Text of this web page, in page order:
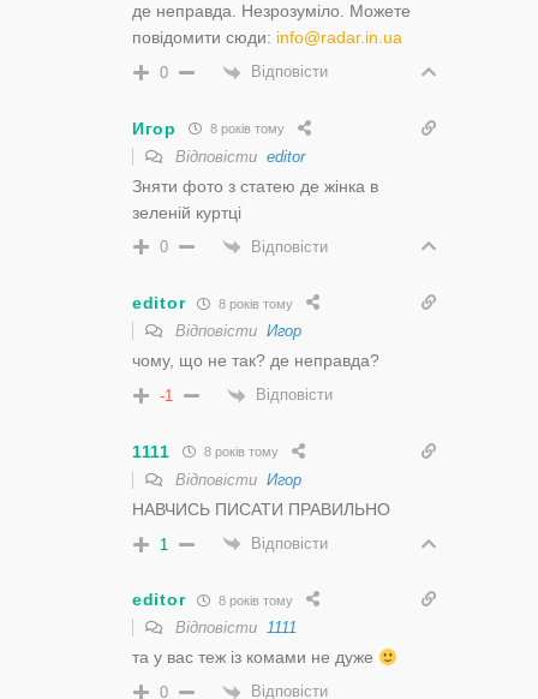
де неправда. Незрозуміло. Можете
повідомити сюди: info@radar.in.ua
0 Відповісти
Игор 8 років тому
Відповісти editor
Зняти фото з статею де жінка в
зеленій куртці
0 Відповісти
editor 8 років тому
Відповісти Игор
чому, що не так? де неправда?
-1 Відповісти
1111 8 років тому
Відповісти Игор
НАВЧИСЬ ПИСАТИ ПРАВИЛЬНО
1 Відповісти
editor 8 років тому
Відповісти 1111
та у вас теж із комами не дуже
0 Відповісти